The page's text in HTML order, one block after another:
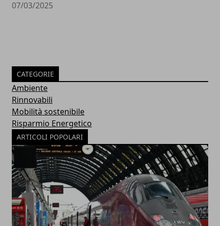
07/03/2025
CATEGORIE
Ambiente
Rinnovabili
Mobilità sostenibile
Risparmio Energetico
ARTICOLI POPOLARI